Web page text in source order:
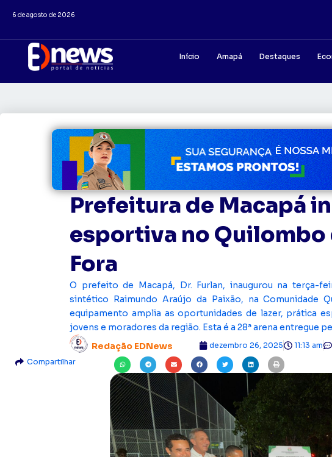
6 de agosto de 2026
Início Amapá Destaques
Prefeitura de Macapá
esportiva no Quilombo
Fora
O prefeito de Macapá, Dr. Furlan, inaugurou na terça-
sintético Raimundo Araújo da Paixão, na Comunidade
equipamento amplia as oportunidades de lazer, prática
jovens e moradores da região. Esta é a 28ª arena entregue
Redação EDNews
dezembro 26, 2025 11:13 am
Compartilhar